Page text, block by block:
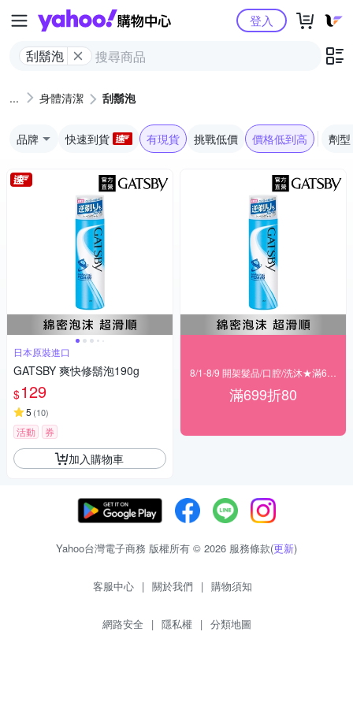
Yahoo購物中心
刮鬍泡
登入
身體清潔 刮鬍泡
品牌 快速到貨 有現貨 挑戰低價 價格低到高 劑型
日本原裝進口
GATSBY 爽快修鬍泡190g
$129
5 (10)
活動 券
加入購物車
滿699折80
Yahoo台灣電子商務 版權所有 © 2026 服務條款(更新)
客服中心 | 關於我們 | 購物須知
網路安全 | 隱私權 | 分類地圖